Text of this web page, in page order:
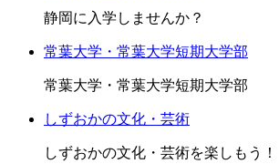
静岡に入学しませんか？
常葉大学・常葉大学短期大学部
常葉大学・常葉大学短期大学部
しずおかの文化・芸術
しずおかの文化・芸術を楽しもう！